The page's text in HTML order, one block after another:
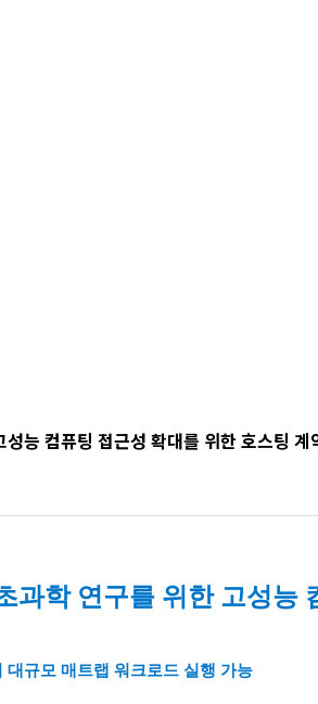
능 컴퓨팅 접근성 확대를 위한 호스팅 계
과학 연구를 위한 고성능
규모 매트랩 워크로드 실행 가능